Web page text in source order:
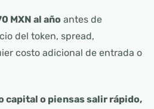
MXN al año antes de
del token, spread,
costo adicional de entrada o
capital o piensas salir rápido,